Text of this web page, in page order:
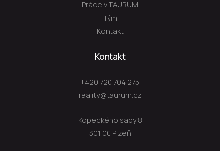
Práce v TAURUM
Tým
Kontakt
Kontakt
+420 720 704 275
reality@taurum.cz
Kopeckého sady 8
301 00 Plzeň